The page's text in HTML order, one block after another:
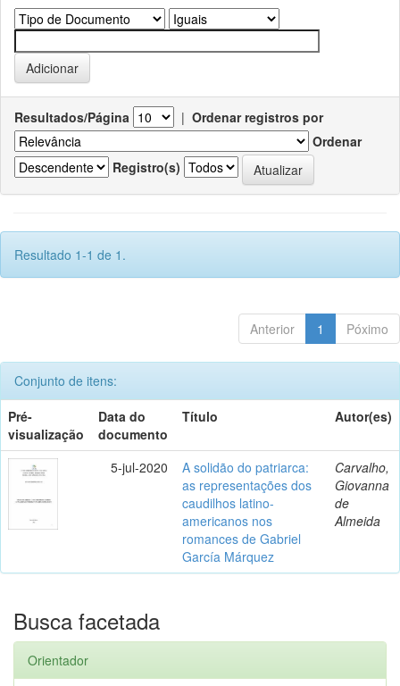
Resultados/Página | Ordenar registros por
Ordenar
Registro(s)
Resultado 1-1 de 1.
Anterior 1 Póximo
Conjunto de itens:
Pré-
visualização
Data do
documento
Título Autor(es)
5-jul-2020
A solidão do patriarca:
as representações dos
caudilhos latino-
americanos nos
romances de Gabriel
García Márquez
Carvalho,
Giovanna
de
Almeida
Busca facetada
Orientador